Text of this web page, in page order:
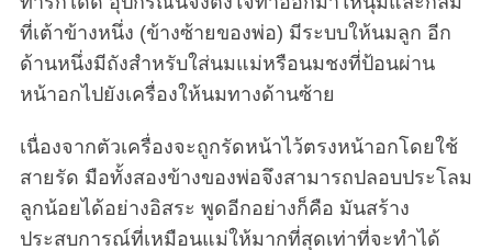
ที่เต้าข้างหนึ่ง (ข้างซ้ายของพ่อ) มีระบบให้นมลูก อีก
ด้านหนึ่งมีถังสำหรับใส่นมแม่หรือนมชงที่ป้อนผ่าน
หน้าอกไปยังเครื่องให้นมทางด้านซ้าย
เนื่องจากตัวเครื่องจะถูกรัดหน้าไว้ตรงหน้าอกโดยใช้
สายรัด มือทั้งสองข้างของพ่อจึงสามารถปลอบประโลม
ลูกน้อยได้อย่างอิสระ พูดอีกอย่างก็คือ มันสร้าง
ประสบการณ์ที่เหมือนแม่ให้มากที่สุดเท่าที่จะทำได้